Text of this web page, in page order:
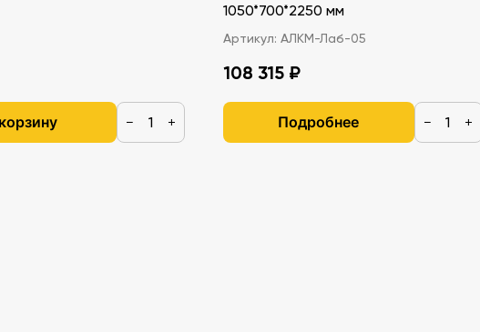
− +
1050*700*2250 мм
Артикул: АЛКМ-Лаб-05
108 315 ₽
Подробнее − +